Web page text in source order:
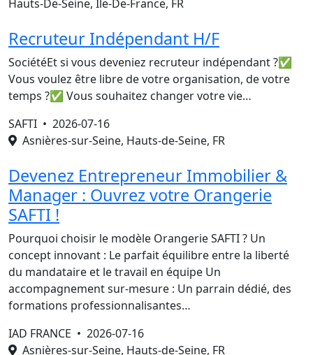
Hauts-De-Seine, Île-De-France, FR
Recruteur Indépendant H/F
SociétéEt si vous deveniez recruteur indépendant ?✅
Vous voulez être libre de votre organisation, de votre
temps ?✅ Vous souhaitez changer votre vie…
SAFTI • 2026-07-16
Asnières-sur-Seine, Hauts-de-Seine, FR
Devenez Entrepreneur Immobilier &
Manager : Ouvrez votre Orangerie
SAFTI !
Pourquoi choisir le modèle Orangerie SAFTI ? Un
concept innovant : Le parfait équilibre entre la liberté
du mandataire et le travail en équipe Un
accompagnement sur-mesure : Un parrain dédié, des
formations professionnalisantes…
IAD FRANCE • 2026-07-16
Asnières-sur-Seine, Hauts-de-Seine, FR